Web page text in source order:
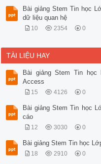
Bài giảng Stem Tin học
dữ liệu quan hệ
10 2354 0
TÀI LIỆU HAY
Bài giảng Stem Tin
Access
15 4126 0
Bài giảng Stem Tin học
cáo
12 3030 0
Bài giảng Stem Tin học
18 2910 0